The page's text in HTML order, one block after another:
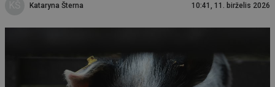
Kataryna Šterna 10:41, 11. birželis 2026